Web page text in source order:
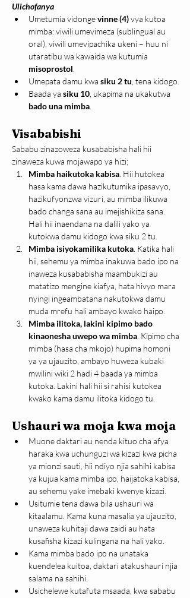
Ulichofanya
Umetumia vidonge vinne (4) vya kutoa
mimba: viwili umevimeza (sublingual au
oral), viwili umevipachika ukeni – huu ni
utaratibu wa kawaida wa kutumia
misoprostol
Umepata damu kwa siku 2 tu , tena kidogo.
Baada ya siku 10 , ukapima na ukakutwa
bado una mimba
Visababishi
Sababu zinazoweza kusababisha hali hii
zinaweza kuwa mojawapo ya hizi;
Mimba haikutoka kabisa . Hii hutokea
hasa kama dawa hazikutumika ipasavyo,
hazikufyonzwa vizuri, au mimba ilikuwa
bado changa sana au imejishikiza sana.
Hali hii inaendana na dalili yako ya
kutokwa damu kidogo kwa siku 2 tu.
Mimba isiyokamilika kutoka . Katika hali
hii, sehemu ya mimba inakuwa bado ipo na
inaweza kusababisha maambukizi au
matatizo mengine kiafya, hata hivyo mara
nyingi ingeambatana nakutokwa damu
muda mrefu hali ambayo kwako haipo.
Mimba ilitoka, lakini kipimo bado
kinaonesha uwepo wa mimba . Kipimo cha
mimba (hasa cha mkojo) hupima homoni
ya ya ujauzito, ambayo huweza kubaki
mwilini wiki 2 hadi 4 baada ya mimba
kutoka. Lakini hali hii si rahisi kutokea
kwako kama damu ilitoka kidogo tu.
Ushauri wa moja kwa moja
Muone daktari au nenda kituo cha afya
haraka kwa uchunguzi wa kizazi kwa picha
ya mionzi sauti, hii ndiyo njia sahihi kabisa
ya kujua kama mimba ipo, haijatoka kabisa,
au sehemu yake imebaki kwenye kizazi.
Usitumie tena dawa bila ushauri wa
kitaalamu. Kama kuna masalia ya ujauzito,
unaweza kuhitaji dawa zaidi au hata
kusafisha kizazi kulingana na hali yako.
Kama mimba bado ipo na unataka
kuendelea kuitoa, daktari atakushauri njia
salama na sahihi.
Usichelewe kutafuta msaada, kwa sababu